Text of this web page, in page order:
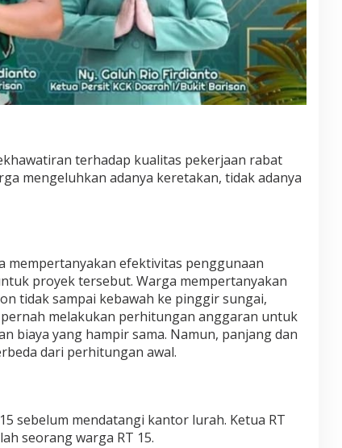
terhadap kualitas pekerjaan rabat
mengeluhkan adanya keretakan, tidak adanya
mempertanyakan efektivitas penggunaan
proyek tersebut. Warga mempertanyakan
tidak sampai kebawah ke pinggir sungai,
melakukan perhitungan anggaran untuk
biaya yang hampir sama. Namun, panjang dan
dari perhitungan awal.
sebelum mendatangi kantor lurah. Ketua RT
seorang warga RT 15.